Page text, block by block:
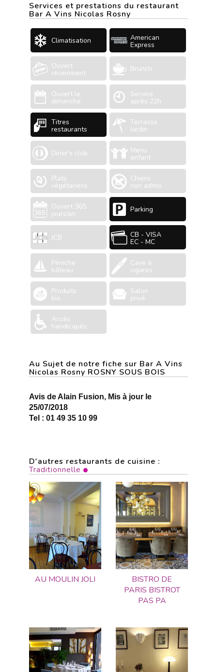
Services et prestations du restaurant
Bar A Vins Nicolas Rosny
Climatisation American
Express
Ouvert
récemment Brunch
Ouvert le
dimanche
Service
après 22h
Titres
restaurants
Terrasse
Jardin
Diner's club Menu
enfant
Plats
végétariens
Chiens
non admis
Ouvert 365
jours/an Parking
JCB CB - VISA
EC - MC
Péniche
bâteau
Cave à
cigares
Produits
bio
Salon
privé
Accès
handicapés
Au Sujet de notre fiche sur Bar A Vins
Nicolas Rosny ROSNY SOUS BOIS
Avis de Alain Fusion, Mis à jour le
25/07/2018
Tel : 01 49 35 10 99
D'autres restaurants de cuisine :
Traditionnelle
AU MOULIN JOLI
BISTRO DE
PARIS BISTROT
PAS PA